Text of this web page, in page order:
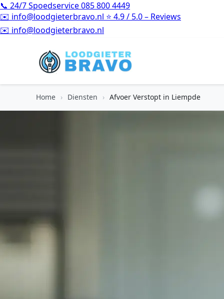
📞 24/7 Spoedservice085 800 4449
✉️ info@loodgieterbravo.nl ⭐ 4.9 / 5.0 – Reviews
⭐4.9 / 5.0 – Reviews
Home › Diensten › Afvoer Verstopt in Liempde